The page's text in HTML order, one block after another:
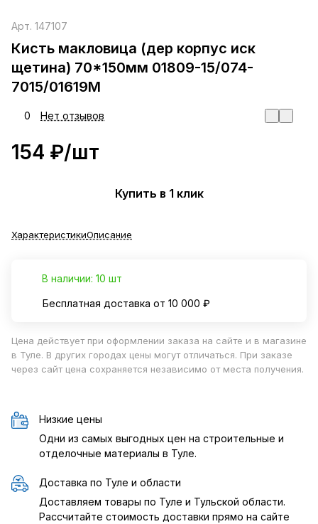
Арт. 147107
Кисть макловица (дер корпус иск
щетина) 70*150мм 01809-15/074-
7015/01619М
0 Нет отзывов
154 ₽/шт
Купить в 1 клик
ХарактеристикиОписание
В наличии: 10 шт
Бесплатная доставка от 10 000 ₽
Цена действует при оформлении заказа на сайте и в магазине
в Туле. В других городах цены могут отличаться. При заказе
через сайт цена сохраняется независимо от места получения.
Низкие цены
Одни из самых выгодных цен на строительные и
отделочные материалы в Туле.
Доставка по Туле и области
Доставляем товары по Туле и Тульской области.
Рассчитайте стоимость доставки прямо на сайте